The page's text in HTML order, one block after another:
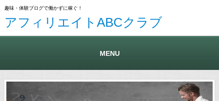
趣味・体験ブログで働かずに稼ぐ！
アフィリエイトABCクラブ
MENU